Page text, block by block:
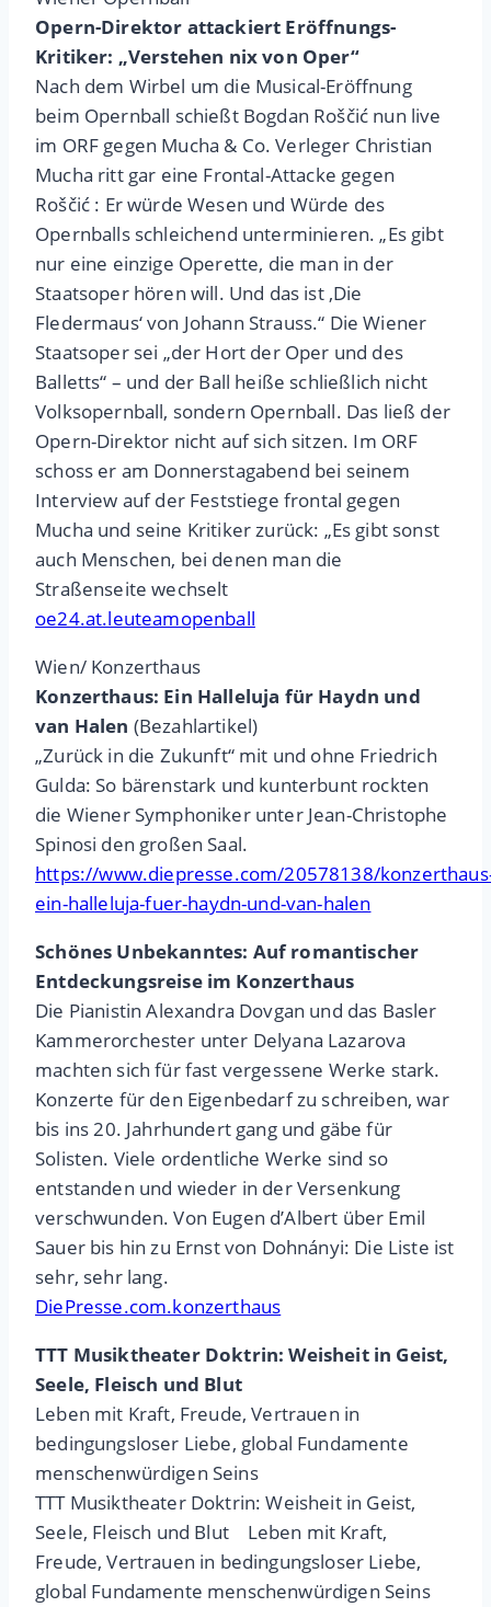
Opern-Direktor attackiert Eröffnungs-
Kritiker: „Verstehen nix von Oper“
Nach dem Wirbel um die Musical-Eröffnung
beim Opernball schießt Bogdan Roščić nun live
im ORF gegen Mucha & Co. Verleger Christian
Mucha ritt gar eine Frontal-Attacke gegen
Roščić : Er würde Wesen und Würde des
Opernballs schleichend unterminieren. „Es gibt
nur eine einzige Operette, die man in der
Staatsoper hören will. Und das ist ,Die
Fledermaus‘ von Johann Strauss.“ Die Wiener
Staatsoper sei „der Hort der Oper und des
Balletts“ – und der Ball heiße schließlich nicht
Volksopernball, sondern Opernball. Das ließ der
Opern-Direktor nicht auf sich sitzen. Im ORF
schoss er am Donnerstagabend bei seinem
Interview auf der Feststiege frontal gegen
Mucha und seine Kritiker zurück: „Es gibt sonst
auch Menschen, bei denen man die
Straßenseite wechselt
oe24.at.leuteamopenball
Wien/ Konzerthaus
Konzerthaus: Ein Halleluja für Haydn und
van Halen (Bezahlartikel)
„Zurück in die Zukunft“ mit und ohne Friedrich
Gulda: So bärenstark und kunterbunt rockten
die Wiener Symphoniker unter Jean-Christophe
Spinosi den großen Saal.
https://www.diepresse.com/20578138/
ein-halleluja-fuer-haydn-und-van-halen
Schönes Unbekanntes: Auf romantischer
Entdeckungsreise im Konzerthaus
Die Pianistin Alexandra Dovgan und das Basler
Kammerorchester unter Delyana Lazarova
machten sich für fast vergessene Werke stark.
Konzerte für den Eigenbedarf zu schreiben, war
bis ins 20. Jahrhundert gang und gäbe für
Solisten. Viele ordentliche Werke sind so
entstanden und wieder in der Versenkung
verschwunden. Von Eugen d’Albert über Emil
Sauer bis hin zu Ernst von Dohnányi: Die Liste ist
sehr, sehr lang.
DiePresse.com.konzerthaus
TTT Musiktheater Doktrin: Weisheit in Geist,
Seele, Fleisch und Blut
Leben mit Kraft, Freude, Vertrauen in
bedingungsloser Liebe, global Fundamente
menschenwürdigen Seins
TTT Musiktheater Doktrin: Weisheit in Geist,
Seele, Fleisch und Blut Leben mit Kraft,
Freude, Vertrauen in bedingungsloser Liebe,
global Fundamente menschenwürdigen Seins